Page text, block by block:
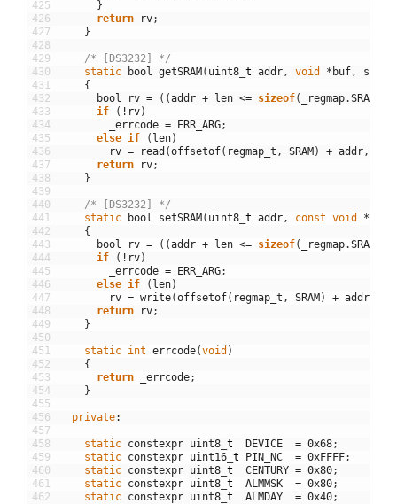
425
426
427
428
429
430
431
432
433
434
435
436
437
438
439
440
441
442
443
444
445
446
447
448
449
450
451
452
453
454
455
456
457
458
459
460
461
462
}
return
rv;
}
/* [DS3232] */
static
bool getSRAM( uint8 t addr , void * buf , size
{
bool
rv = ( (addr + len <= sizeof( _regmap.SRAM
if
( ! rv)
_errcode = ERR_ARG;
else if ( len)
rv = read (offsetof( regmap_t , SRAM) + addr ,
return
rv;
}
/* [DS3232] */
static
bool setSRAM( uint8 t addr , const void *
{
bool
rv = ( (addr + len <= sizeof( _regmap.SRAM
if
( ! rv)
_errcode = ERR_ARG;
else if ( len)
rv = write(offsetof( regmap_t , SRAM) + addr
return
rv;
}
static int errcode(void )
{
return
_errcode;
}
private:
static constexpr uint8 t DEVICE = 0x68;
static constexpr uint16 t PIN_NC = 0xFFFF;
static constexpr uint8 t CENTURY = 0x80;
static constexpr uint8 t ALMMSK = 0x80;
static constexpr uint8 t ALMDAY = 0x40;